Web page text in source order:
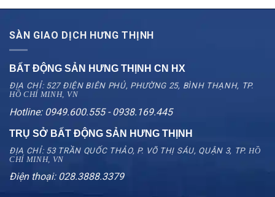
SÀN GIAO DỊCH HƯNG THỊNH
BẤT ĐỘNG SẢN HƯNG THỊNH CN HX
ĐỊA CHỈ: 527 ĐIỆN BIÊN PHỦ, PHƯỜNG 25, BÌNH THẠNH, TP.
HỒ CHÍ MINH, VN
Hotline: 0949.600.555 - 0938.169.445
TRỤ SỞ BẤT ĐỘNG SẢN HƯNG THỊNH
ĐỊA CHỈ: 53 TRẦN QUỐC THẢO, P. VÕ THỊ SÁU, QUẬN 3, TP. HỒ
CHÍ MINH, VN
Điện thoại: 028.3888.3379